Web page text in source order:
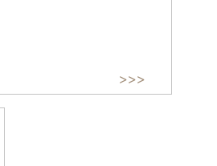
>>>